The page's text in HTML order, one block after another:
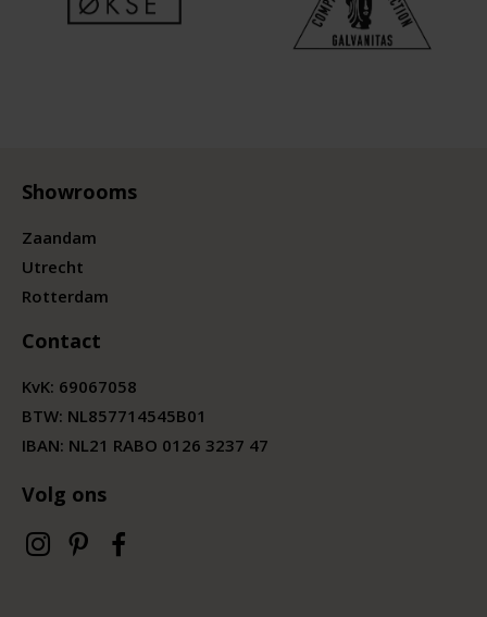
Showrooms
Zaandam
Utrecht
Rotterdam
Contact
KvK: 69067058
BTW: NL857714545B01
IBAN: NL21 RABO 0126 3237 47
Volg ons